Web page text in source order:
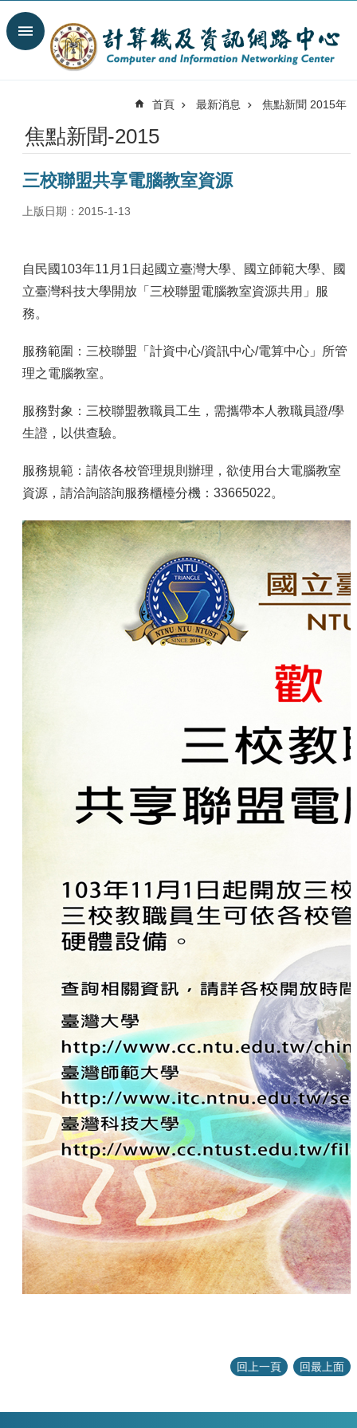
跳到主要內容區塊
搜
尋
最
消
我
們
服
務
容
務
資
源
資
安
專
區
聯
絡
我
們
首頁 最新消息 焦點新聞 2015年
焦點新聞-2015
三校聯盟共享電腦教室資源
上版日期：2015-1-13
自民國103年11月1日起國立臺灣大學、國立師範大學、國
立臺灣科技大學開放「三校聯盟電腦教室資源共用」服
務。
服務範圍：三校聯盟「計資中心/資訊中心/電算中心」所管
理之電腦教室。
服務對象：三校聯盟教職員工生，需攜帶本人教職員證/學
生證，以供查驗。
服務規範：請依各校管理規則辦理，欲使用台大電腦教室
資源，請洽詢諮詢服務櫃檯分機：33665022。
回上一頁 回最上面